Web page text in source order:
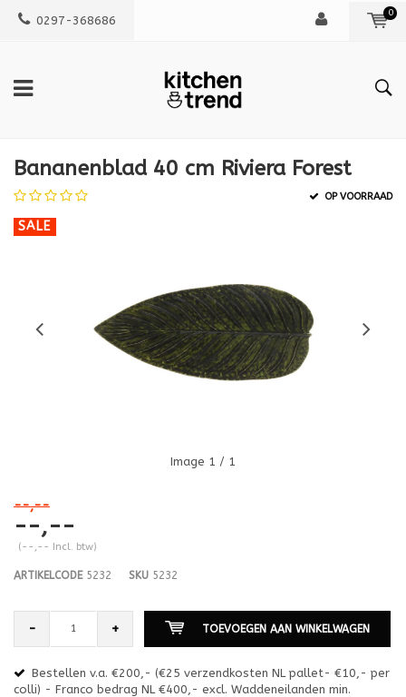
0297-368686
0
Bananenblad 40 cm Riviera Forest
OP VOORRAAD
SALE
Image 1 / 1
--,--
--,--
(--,-- Incl. btw)
ARTIKELCODE5232 SKU 5232
- + TOEVOEGEN AAN WINKELWAGEN
Bestellen v.a. €200,- (€25 verzendkosten NL pallet- €10,- per
colli) - Franco bedrag NL €400,- excl. Waddeneilanden min.